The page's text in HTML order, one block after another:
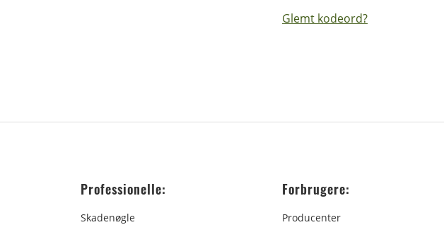
Glemt kodeord?
Professionelle:
Skadenøgle
Forbrugere:
Producenter